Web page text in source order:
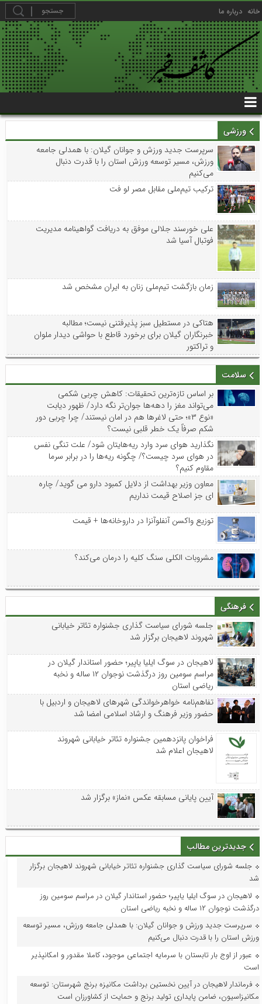
خانه درباره ما
ورزشی
سرپرست جدید ورزش و جوانان گیلان: با همدلی جامعه
ورزش، مسیر توسعه ورزش استان را با قدرت دنبال
می‌کنیم
ترکیب تیم‌ملی مقابل مصر لو فت
علی خورسند جلالی موفق به دریافت گواهینامه مدیریت
فوتبال آسیا شد
زمان بازگشت تیم‌ملی زنان به ایران مشخص شد
هتاکی در مستطیل سبز پذیرفتنی نیست؛ مطالبه
خبرنگاران گیلان برای برخورد قاطع با حواشی دیدار ملوان
و تراکتور
سلامت
بر اساس تازه‌ترین تحقیقات: کاهش چربی شکمی
می‌تواند مغز را دهه‌ها جوان‌تر نگه دارد/ ظهور دیابت
«نوع ۳»؛ حتی لاغرها هم در امان نیستند/ چرا چربی دور
شکم صرفاً یک خطر قلبی نیست؟
نگذارید هوای سرد وارد ریه‌هایتان شود/ علت تنگی نفس
در هوای سرد چیست؟/ چگونه ریه‌ها را در برابر سرما
مقاوم کنیم؟
معاون وزیر بهداشت از دلایل کمبود دارو می گوید/ چاره
ای جز اصلاح قیمت نداریم
توزیع واکسن‌ آنفلوآنزا در داروخانه‌ها + قیمت
مشروبات الکلی سنگ کلیه را درمان می‌کند؟
فرهنگی
جلسه شورای سیاست گذاری جشنواره تئاتر خیابانی
شهروند لاهیجان برگزار شد
لاهیجان در سوگ ایلیا یاپیر؛ حضور استاندار گیلان در
مراسم سومین روز درگذشت نوجوان ۱۲ ساله و نخبه
ریاضی استان
تفاهم‌نامه خواهرخواندگی شهرهای لاهیجان و اردبیل با
حضور وزیر فرهنگ و ارشاد اسلامی امضا شد
فراخوان پانزدهمین جشنواره تئاتر خیابانی شهروند
لاهیجان اعلام شد
آیین پایانی مسابقه عکس «نماز» برگزار شد
جدیدترین مطالب
جلسه شورای سیاست گذاری جشنواره تئاتر خیابانی شهروند لاهیجان برگزار
شد
لاهیجان در سوگ ایلیا یاپیر؛ حضور استاندار گیلان در مراسم سومین روز
درگذشت نوجوان ۱۲ ساله و نخبه ریاضی استان
سرپرست جدید ورزش و جوانان گیلان: با همدلی جامعه ورزش، مسیر توسعه
ورزش استان را با قدرت دنبال می‌کنیم
عبور از اوج بار تابستان با سرمایه اجتماعی موجود، کاملا مقدور و امکانپذیر
است
فرماندار لاهیجان در آیین نخستین برداشت مکانیزه برنج شهرستان: توسعه
مکانیزاسیون، ضامن پایداری تولید برنج و حمایت از کشاورزان است